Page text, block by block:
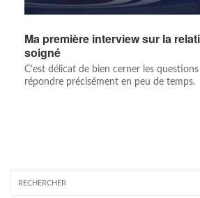
Ma première interview sur la
soigné
C’est délicat de bien cerner les
répondre précisément en peu de temps.